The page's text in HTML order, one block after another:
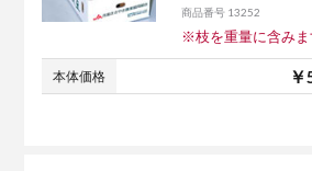
商品番号 13252
※枝を重量に含みま
本体価格